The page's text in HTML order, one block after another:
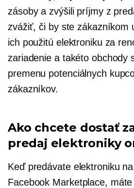
zásoby a zvýšili príjmy z
zvážiť, či by ste zákazníkom
ich použitú elektroniku za
zariadenie a takéto obchody
premenu potenciálnych
zákazníkov.
Ako chcete dostať
predaj elektroniky
Keď predávate elektroniku
Facebook Marketplace,